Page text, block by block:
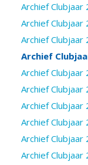
Archief
Archief
Archief Clubjaar
Archief
Archief Clubjaar
Archief
Archief
Archief
Archief
Archief